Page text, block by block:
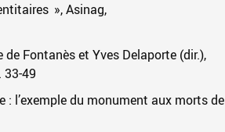
», Asinag,
Fontanès et Yves Delaporte (dir.),
33-49
: l’exemple du monument aux morts de